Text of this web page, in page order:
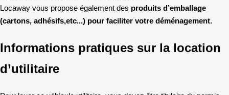
Locaway vous propose également des produits d’emballage
(cartons, adhésifs,etc...) pour faciliter votre déménagement.
Informations pratiques sur la location
d’utilitaire